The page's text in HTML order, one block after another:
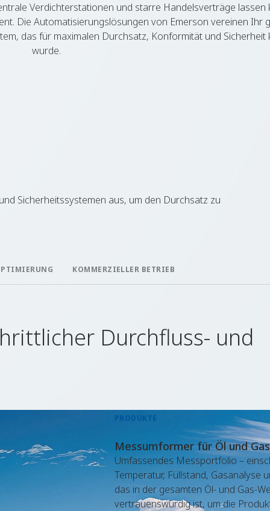
Verdichterstationen und starre Handelsverträge lassen
Die Automatisierungslösungen von Emerson vereinen Ihr
das für maximalen Durchsatz, Konformität und
wurde.
Sicherheitssystemen aus, um den Durchsatz zu
KOMMERZIELLER BETRIEB
Durchfluss- und
PRODUKTE
Messumformer für Öl und Gas
Umfassendes Messportfolio –
Temperatur, Füllstand, Gasanalyse
das in der gesamten Öl- und Gas-
vertrauenswürdig ist, um die